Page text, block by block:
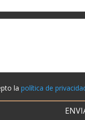
lapolítica de